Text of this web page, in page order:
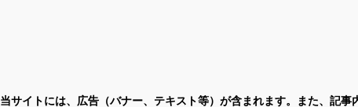
当サイトには、広告（バナー、テキスト等）が含まれます。また、記